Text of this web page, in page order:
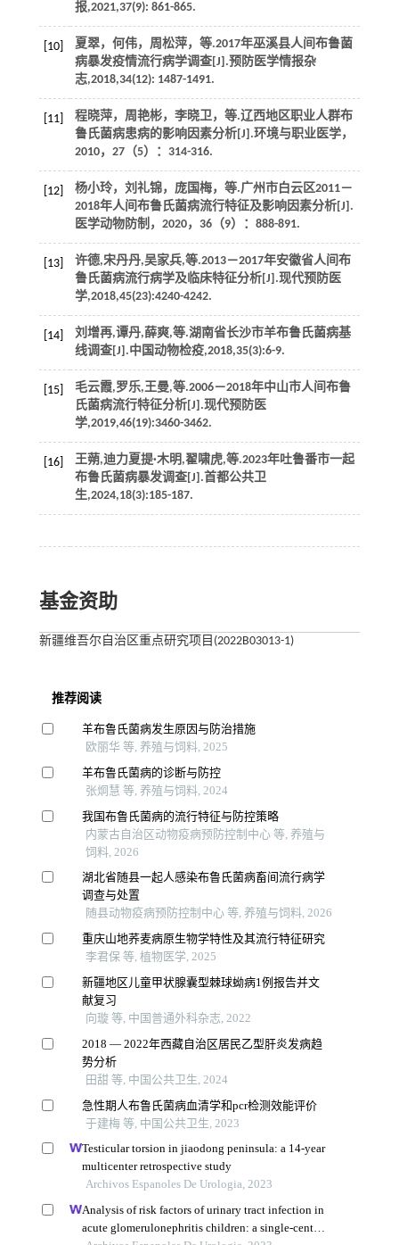
报,2021,37(9): 861-865.
[10] 夏翠，何伟，周松萍， 等.2017年巫溪县人间布鲁菌
病暴发疫情流行病学调查[J].预防医学情报杂
志,2018,34(12): 1487-1491.
[11] 程晓萍，周艳彬，李晓卫， 等.辽西地区职业人群布
鲁氏菌病患病的影响因素分析[J].环境与职业医学，
2010， 27（5）：314-316.
[12] 杨小玲，刘礼锦，庞国梅， 等.广州市白云区2011－
2018年人间布鲁氏菌病流行特征及影响因素分析[J].
医学动物防制 ， 2020， 36（9）：888-891.
[13] 许德,宋丹丹,吴家兵,等.2013－2017年安徽省人间布
鲁氏菌病流行病学及临床特征分析[J].现代预防医
学,2018,45(23):4240-4242.
[14] 刘增再,谭丹,薛爽,等.湖南省长沙市羊布鲁氏菌病基
线调查[J].中国动物检疫,2018,35(3):6-9.
[15] 毛云霞,罗乐,王曼,等.2006－2018年中山市人间布鲁
氏菌病流行特征分析[J].现代预防医
学,2019,46(19):3460-3462.
[16] 王蒴,迪力夏提·木明,翟啸虎,等.2023年吐鲁番市一起
布鲁氏菌病暴发调查[J]. 首都公共卫
生,2024,18(3):185-187.
基金资助
新疆维吾尔自治区重点研究项目(2022B03013-1)